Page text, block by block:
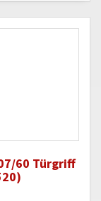
60 Türgriff